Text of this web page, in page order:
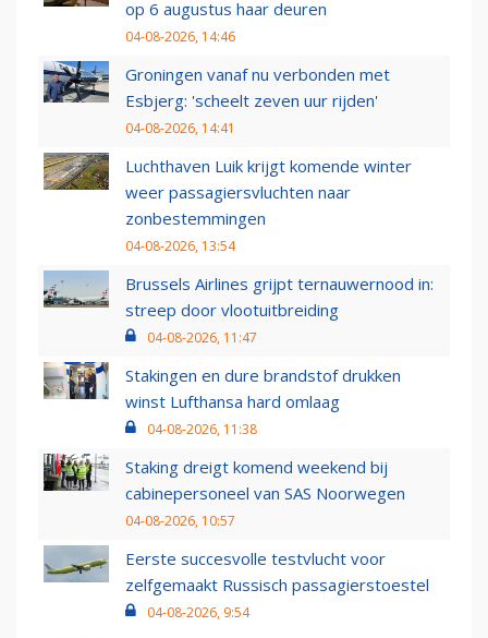
op 6 augustus haar deuren
04-08-2026, 14:46
Groningen vanaf nu verbonden met
Esbjerg: 'scheelt zeven uur rijden'
04-08-2026, 14:41
Luchthaven Luik krijgt komende winter
weer passagiersvluchten naar
zonbestemmingen
04-08-2026, 13:54
Brussels Airlines grijpt ternauwernood in:
streep door vlootuitbreiding
04-08-2026, 11:47
Stakingen en dure brandstof drukken
winst Lufthansa hard omlaag
04-08-2026, 11:38
Staking dreigt komend weekend bij
cabinepersoneel van SAS Noorwegen
04-08-2026, 10:57
Eerste succesvolle testvlucht voor
zelfgemaakt Russisch passagierstoestel
04-08-2026, 9:54